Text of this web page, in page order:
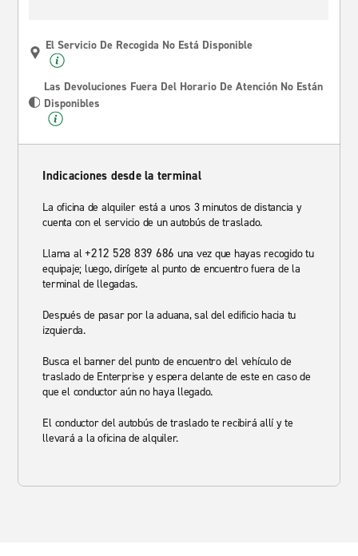
El Servicio De Recogida No Está Disponible
Las Devoluciones Fuera Del Horario De Atención No Están
Disponibles
Indicaciones desde la terminal
La oficina de alquiler está a unos 3 minutos de distancia y
cuenta con el servicio de un autobús de traslado.
Llama al+212 528 839 686 una vez que hayas recogido tu
equipaje; luego, dirígete al punto de encuentro fuera de la
terminal de llegadas.
Después de pasar por la aduana, sal del edificio hacia tu
izquierda.
Busca el banner del punto de encuentro del vehículo de
traslado de Enterprise y espera delante de este en caso de
que el conductor aún no haya llegado.
El conductor del autobús de traslado te recibirá allí y te
llevará a la oficina de alquiler.